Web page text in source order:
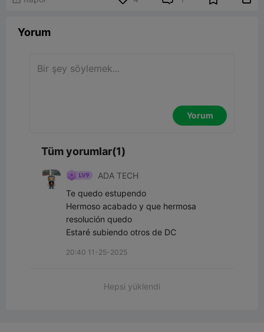
Yorum
Yorum
Tüm yorumlar(1)
ADA TECH
Te quedo estupendo
Hermoso acabado y que hermosa
resolución quedo
Estaré subiendo otros de DC
20:40 11-25-2025
Hepsi yüklendi